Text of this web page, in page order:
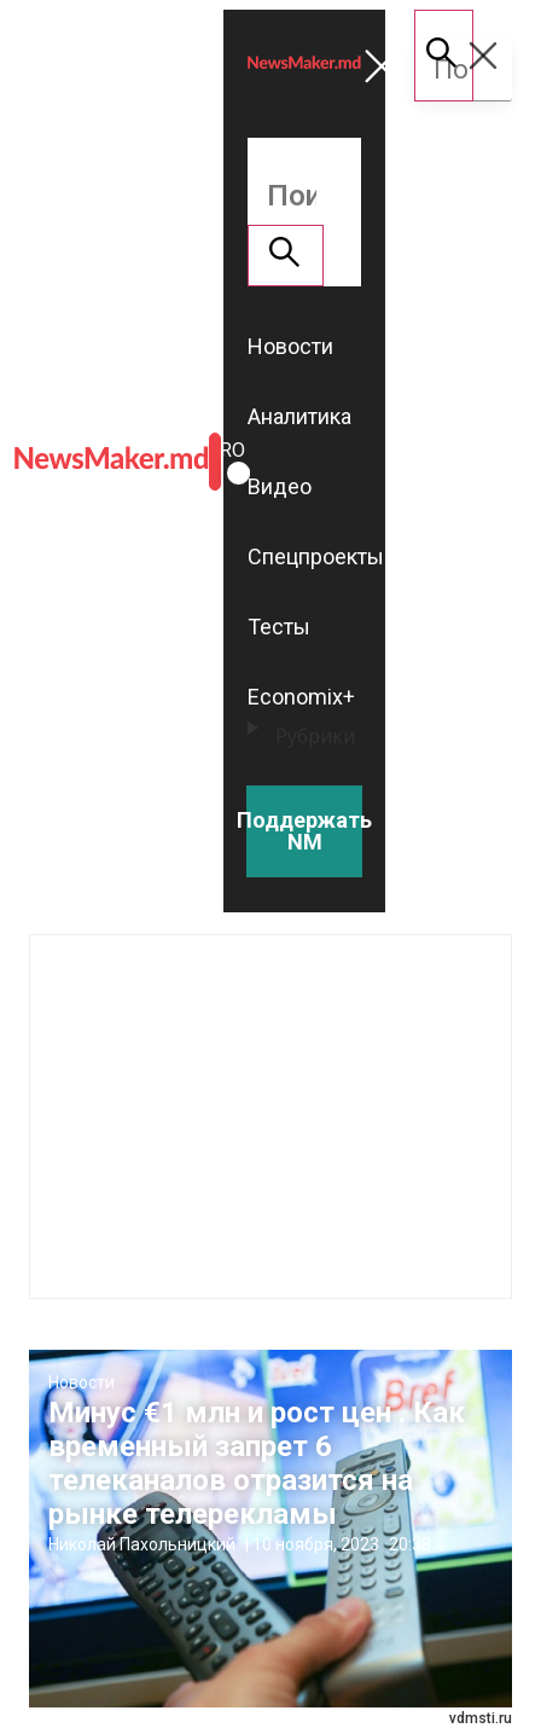
ROMÂNĂ
RU
Новости
Аналитика
Видео
Спецпроекты
Тесты
Economix+
Поддержать
NM
vdmsti.ru
Новости
Минус €1 млн и рост цен . Как
временный запрет 6
телеканалов отразится на
рынке телерекламы
Николай Пахольницкий 10 ноября, 2023 20:38